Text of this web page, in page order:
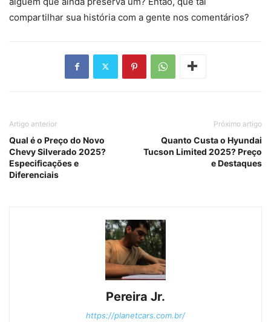
compartilhar sua história com a gente nos comentários?
Artigo anterior
Qual é o Preço do Novo
Chevy Silverado 2025?
Especificações e
Diferenciais
Próximo artigo
Quanto Custa o Hyundai
Tucson Limited 2025? Preço
e Destaques
Pereira Jr.
https://planetcars.com.br/